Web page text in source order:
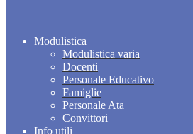
Modulistica
Modulistica varia
Docenti
Personale Educativo
Famiglie
Personale Ata
Convittori
Info utili